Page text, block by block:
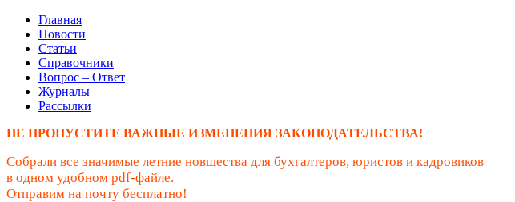
Главная
Новости
Статьи
Справочники
Вопрос – Ответ
Журналы
Рассылки
НЕ ПРОПУСТИТЕ ВАЖНЫЕ ИЗМЕНЕНИЯ ЗАКОНОДАТЕЛЬСТВА!
Собрали все значимые летние новшества для бухгалтеров, юристов и кадровиков
в одном удобном pdf-файле.
Отправим на почту бесплатно!